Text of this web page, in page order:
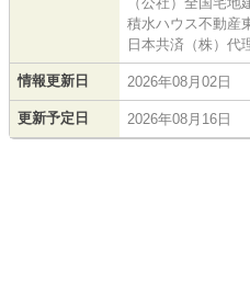
積水ハウス不動産
日本共済（株）代
情報更新日 2026年08月02日
更新予定日 2026年08月16日